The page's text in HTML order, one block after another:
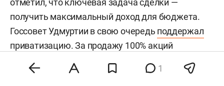
отметил, что ключевая задача сделки —
получить максимальный доход для бюджета.
Госсовет Удмуртии в свою очередь поддержал
приватизацию. За продажу 100% акций
рублей — проголосовали 43 депутата, трое
1